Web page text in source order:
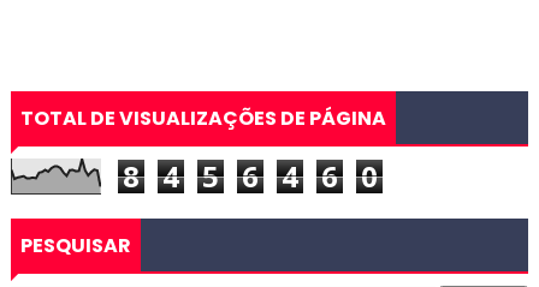
TOTAL DE VISUALIZAÇÕES DE PÁGINA
8 4 5 6 4 6 0
PESQUISAR